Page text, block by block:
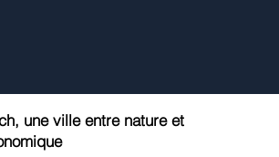
une ville entre nature et